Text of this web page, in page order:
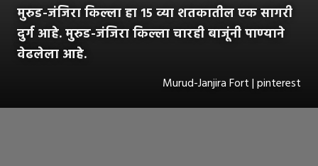
मुरुड-जंजिरा किल्ला हा १५ व्या शतकातील एक सागरी
दुर्ग आहे. मुरुड-जंजिरा किल्ला चारही बाजूंनी पाण्याने
वेढलेला आहे.
Murud-Janjira Fort | pinterest